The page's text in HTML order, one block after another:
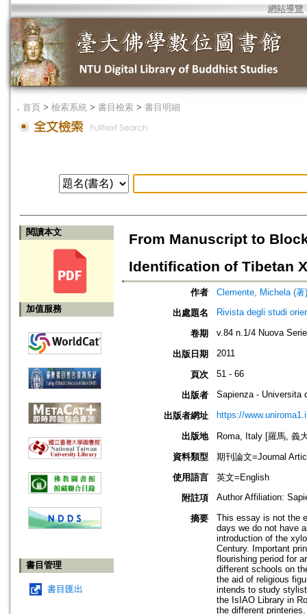
網站導覽
． 首頁 > 檢索系統 > 書目檢索 > 書目明細
閱讀本文
加值服務
書目管理
書目匯出
From Manuscript to
Identification of Tibetan
作者
Clemente, Michela (著)
出處題名
Rivista degli studi
卷期 v.84 n.1/4 Nuova Serie
出版日期 2011
頁次 51 - 66
出版者 Sapienza - Universita
出版者網址 https://
出版地
Roma, Italy [羅馬, 義
資料類型
期刊論文=Journal
使用語言
英文=English
附註項
Author Affiliation:
摘要
This essay is not the
days we do not have
introduction of the
Century. Important
flourishing period for
different schools on
the aid of religious
intends to study
the IsIAO Library in
the different